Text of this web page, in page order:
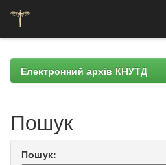
navigationЕлектронний архів КНУТД
Пошук
Пошук: